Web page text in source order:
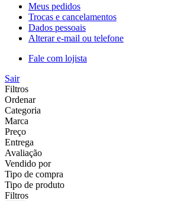
Meus pedidos
Trocas e cancelamentos
Dados pessoais
Alterar e-mail ou telefone
Fale com lojista
Sair
Filtros
Ordenar
Categoria
Marca
Preço
Entrega
Avaliação
Vendido por
Tipo de compra
Tipo de produto
Filtros